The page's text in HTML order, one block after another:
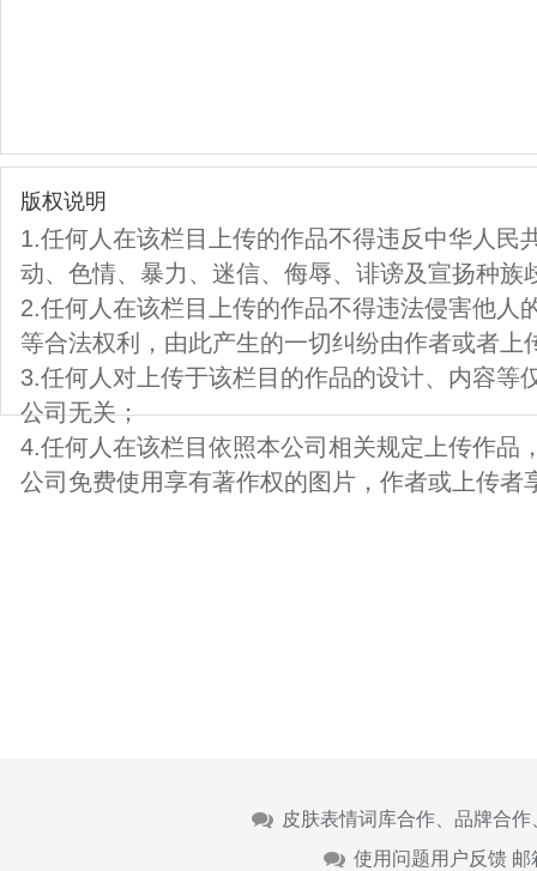
版权说明
1.任何人在该栏目上传的作品不得违反中华人民
动、色情、暴力、迷信、侮辱、诽谤及宣扬种族
2.任何人在该栏目上传的作品不得违法侵害他人
等合法权利，由此产生的一切纠纷由作者或者上
3.任何人对上传于该栏目的作品的设计、内容等
公司无关；
4.任何人在该栏目依照本公司相关规定上传作品
公司免费使用享有著作权的图片，作者或上传者
皮肤表情词库合作、品牌合
使用问题用户反馈 邮